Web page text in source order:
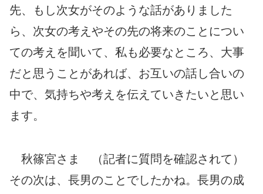
先、もし次女がそのような話がありました
ら、次女の考えやその先の将来のことについ
ての考えを聞いて、私も必要なところ、大事
だと思うことがあれば、お互いの話し合いの
中で、気持ちや考えを伝えていきたいと思い
ます。
秋篠宮さま （記者に質問を確認されて）
その次は、長男のことでしたかね。長男の成